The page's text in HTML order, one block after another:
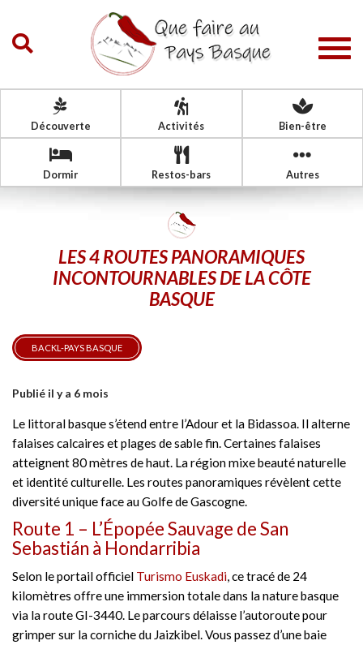
Découverte Activités Bien-être
Dormir Restos-bars Autres
LES 4 ROUTES PANORAMIQUES
INCONTOURNABLES DE LA CÔTE
BASQUE
BACKL-PAYS BASQUE
Publié il y a 6 mois
Le littoral basque s’étend entre l’Adour et la Bidassoa. Il alterne
falaises calcaires et plages de sable fin. Certaines falaises
atteignent 80 mètres de haut. La région mixe beauté naturelle
et identité culturelle. Les routes panoramiques révèlent cette
diversité unique face au Golfe de Gascogne.
Route 1 – L’Épopée Sauvage de San
Sebastián à Hondarribia
Selon le portail officiel Turismo Euskadi, ce tracé de 24
kilomètres offre une immersion totale dans la nature basque
via la route GI-3440. Le parcours délaisse l’autoroute pour
grimper sur la corniche du Jaizkibel. Vous passez d’une baie